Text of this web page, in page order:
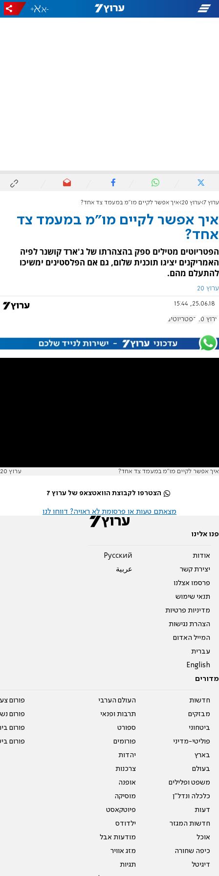
-
+
ערוץ 7 ערוץ 20 איך אפשר לקיים מו"מ במעמד צד אחד?
איך אפשר לקיים מו"מ במעמד צד
אחד?
הפטריוטים מטילים ספק בהצהרתו של ג'ארד קושנר לפיה
האמריקנים יציגו תוכנית שלום, גם אם הפלסטינים ימשיכו
להתעלם מהם.
ערוץ 20
25.06.18, 15:44
ערוץ 20 הפטריוטים
איך אפשר לקיים מו"מ במעמד צד אחד? ערוץ 20
הצטרפו לקבוצת הוואטצאפ של ערוץ 7
מצאתם טעות או פרסומת לא ראויה? דווחו לנו
פנו אלינו
אודות
יצירת קשר
פרסמו אצלנו
תנאי שימוש
מדיניות פרטיות
הצהרת נגישות
המייל האדום
עברית
English
Pусский
عربية
מדורים
חדשות
מבזקים
ביטחוני
פוליטי-מדיני
בארץ
בעולם
משפט ופלילים
כלכלה ונדל"ן
דעות
חדשות המגזר
אוכל
כיפה שחורה
דיגיטל
העולם הערבי
תרבות ופנאי
ספורט
פורומים
יהדות
צרכנות
אופנה
מוסיקה
פיוטקאסט
ילדודס
מודעות אבל
מזג אוויר
תגיות
פורום
פורום
פורום
פורום